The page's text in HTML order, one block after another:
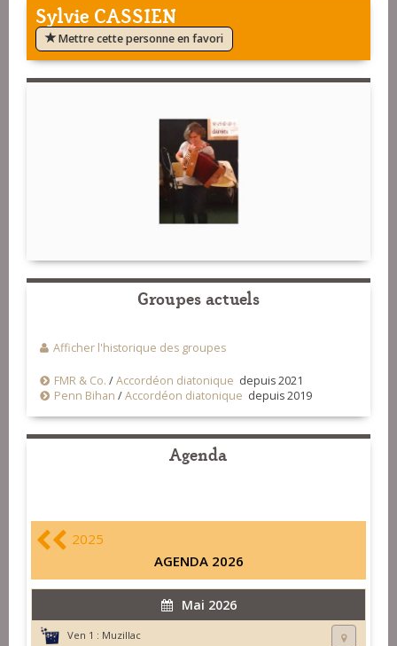
Sylvie CASSIEN
Mettre cette personne en favori
Groupes actuels
Afficher l'historique des groupes
FMR & Co. /Accordéon diatonique depuis 2021
Penn Bihan /Accordéon diatonique depuis 2019
Agenda
2025
AGENDA 2026
Mai 2026
Ven 1 : Muzillac